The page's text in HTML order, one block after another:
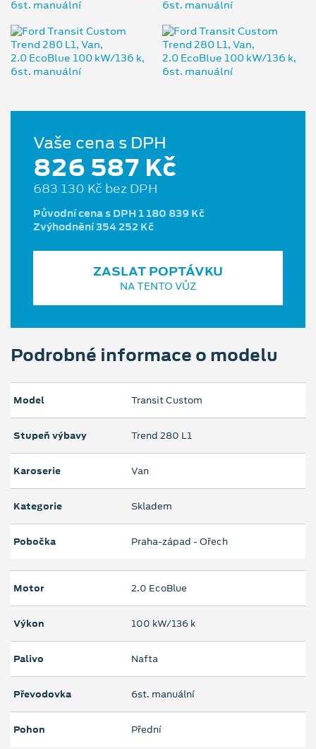
Vaše cena s DPH
826 587 Kč
683 130 Kč bez DPH
Původní cena s DPH 1 180 839 Kč
Zvýhodnění 354 252 Kč
ZASLAT POPTÁVKU
NA TENTO VŮZ
Podrobné informace o modelu
Model Transit Custom
Stupeň výbavy Trend 280 L1
Karoserie Van
Kategorie Skladem
Pobočka Praha-západ - Ořech
Motor 2.0 EcoBlue
Výkon 100 kW/136 k
Palivo Nafta
Převodovka 6st. manuální
Pohon Přední